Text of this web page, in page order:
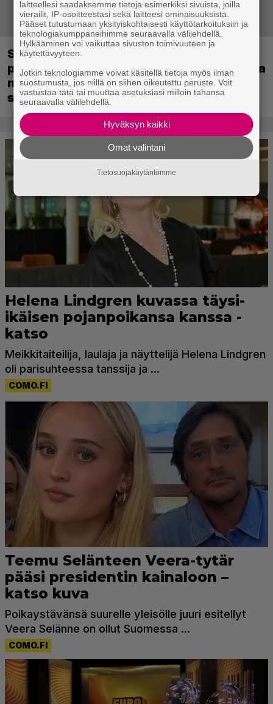
Sony kertoo kuulleensa PlayStation-
pelilevyjen valmistuksen lopettamisesta
nousseen kritiikin – aikoo silti pysyä
suunnitelmassaan
laitteellesi saadaksemme tietoja esimerkiksi sivuista, joilla
vierailit, IP-osoitteestasi sekä laitteesi ominaisuuksista.
Pääset tutustumaan yksityiskohtaisesti käyttötarkoituksiin ja
teknologiakumppaneihimme seuraavalla välilehdellä.
Hylkääminen voi vaikuttaa sivuston toimivuuteen ja
käytettävyyteen.
Jotkin teknologiamme voivat käsitellä tietoja myös ilman
suostumusta, jos niillä on siihen oikeutettu peruste. Voit
vastustaa tätä tai muuttaa asetuksiasi milloin tahansa
seuraavalla välilehdellä.
Hyväksyn kaikki
Omat valintani
Tietosuojakäytäntömme